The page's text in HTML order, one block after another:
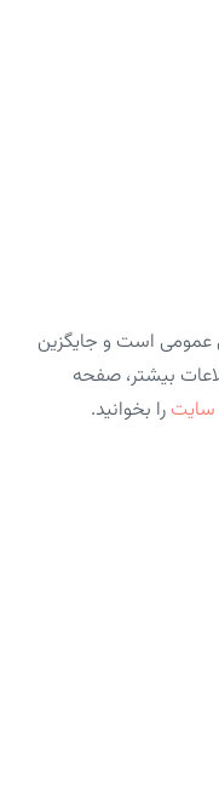
عمومی است و جایگزین
بیشتر، صفحه
را بخوانید.